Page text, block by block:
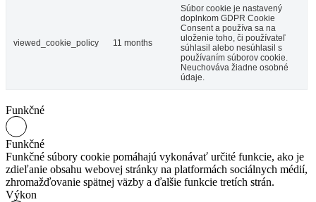
viewed_cookie_policy 11 months
Súbor cookie je nastavený
doplnkom GDPR Cookie
Consent a používa sa na
uloženie toho, či používateľ
súhlasil alebo nesúhlasil s
používaním súborov cookie.
Neuchováva žiadne osobné
údaje.
Funkčné
Funkčné
Funkčné súbory cookie pomáhajú vykonávať určité funkcie, ako je
zdieľanie obsahu webovej stránky na platformách sociálnych médií,
zhromažďovanie spätnej väzby a ďalšie funkcie tretích strán.
Výkon